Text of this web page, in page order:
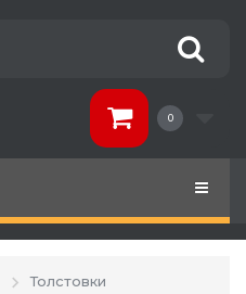
0
Толстовки